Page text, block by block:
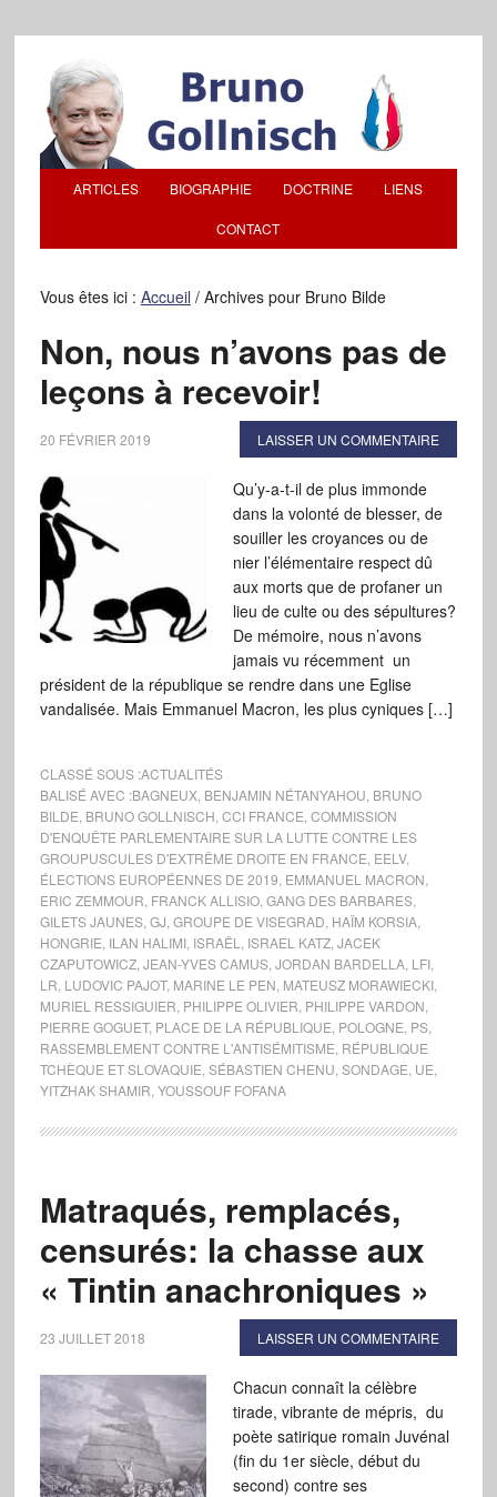
ARTICLES BIOGRAPHIE DOCTRINE LIENS
CONTACT
Vous êtes ici : Accueil /Archives pour Bruno Bilde
Non, nous n’avons pas de
leçons à recevoir!
20 FÉVRIER 2019 LAISSER UN COMMENTAIRE
Qu’y-a-t-il de plus immonde
dans la volonté de blesser, de
souiller les croyances ou de
nier l’élémentaire respect dû
aux morts que de profaner un
lieu de culte ou des sépultures?
De mémoire, nous n’avons
jamais vu récemment un
président de la république se rendre dans une Eglise
vandalisée. Mais Emmanuel Macron, les plus cyniques […]
CLASSÉ SOUS :ACTUALITÉS
BALISÉ AVEC :BAGNEUX, BENJAMIN NÉTANYAHOU BRUNO
BILDE BRUNO GOLLNISCH CCI FRANCE COMMISSION
D'ENQUÊTE PARLEMENTAIRE SUR LA LUTTE CONTRE LES
GROUPUSCULES D'EXTRÊME DROITE EN FRANCE EELV,
ÉLECTIONS EUROPÉENNES DE 2019 EMMANUEL MACRON
ERIC ZEMMOUR FRANCK ALLISIO, GANG DES BARBARES,
GILETS JAUNES, GJ GROUPE DE VISEGRAD HAÏM KORSIA,
HONGRIE ILAN HALIMI, ISRAËL ISRAEL KATZ, JACEK
CZAPUTOWICZ, JEAN-YVES CAMUS, JORDAN BARDELLA, LFI,
LR LUDOVIC PAJOT, MARINE LE PEN MATEUSZ MORAWIECKI,
MURIEL RESSIGUIER PHILIPPE OLIVIER PHILIPPE VARDON
PIERRE GOGUET, PLACE DE LA RÉPUBLIQUE POLOGNE PS,
RASSEMBLEMENT CONTRE L'ANTISÉMITISME RÉPUBLIQUE
TCHÈQUE ET SLOVAQUIE SÉBASTIEN CHENU SONDAGE UE
YITZHAK SHAMIR YOUSSOUF FOFANA
Matraqués, remplacés,
censurés: la chasse aux
« Tintin anachroniques »
23 JUILLET 2018 LAISSER UN COMMENTAIRE
Chacun connaît la célèbre
tirade, vibrante de mépris, du
poète satirique romain Juvénal
(fin du 1er siècle, début du
second) contre ses